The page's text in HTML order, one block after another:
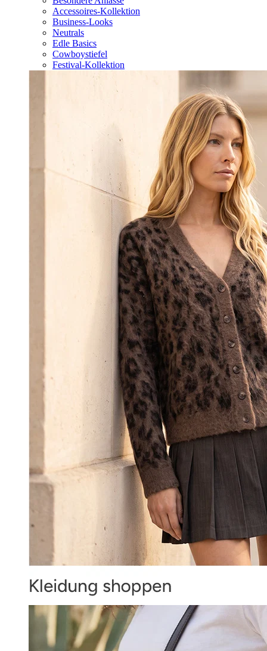
Accessoires-Kollektion
Business-Looks
Neutrals
Edle Basics
Cowboystiefel
Festival-Kollektion